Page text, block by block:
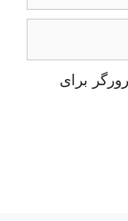
برای